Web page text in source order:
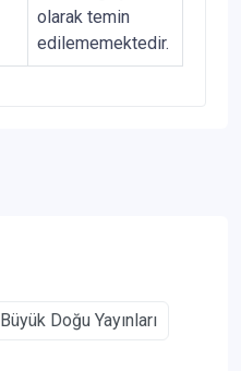
olarak temin
edilememektedir.
Büyük Doğu Yayınları